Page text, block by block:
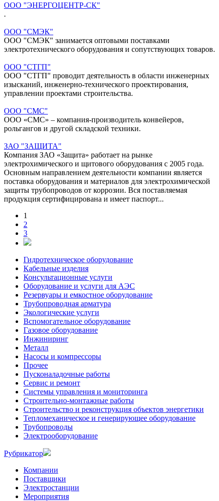
ООО "ЭНЕРГОЦЕНТР-СК"
.
ООО "СМЭК"
ООО "СМЭК" занимается оптовыми поставками
электротехнического оборудования и сопутствующих товаров.
ООО "СТГП"
ООО "СТГП" проводит деятельность в области инженерных
изысканий, инженерно-технического проектирования,
управлении проектами строительства.
ООО "СМС"
ООО «СМС» – компания-производитель конвейеров,
рольгангов и другой складской техники.
ЗАО "ЗАЩИТА"
Компания ЗАО «Защита» работает на рынке
электрохимического и щитового оборудования с 2005 года.
Основным направлением деятельности компании является
поставка оборудования и материалов для электрохимической
защиты трубопроводов от коррозии. Вся поставляемая
продукция сертифицирована и имеет паспорт...
1
2
3
Гидротехническое оборудование
Кабельные изделия
Консультационные услуги
Оборудование и услуги для АЭС
Резервуары и емкостное оборудование
Трубопроводная арматура
Экологические услуги
Вспомогательное оборудование
Газовое оборудование
Инжиниринг
Металл
Насосы и компрессоры
Прочее
Пусконаладочные работы
Сервис и ремонт
Системы управления и мониторинга
Строительно-монтажные работы
Строительство и реконструкция объектов энергетики
Тепломеханическое и генерирующее оборудование
Трубопроводы
Электрооборудование
Рубрикатор
Компании
Поставщики
Электростанции
Мероприятия